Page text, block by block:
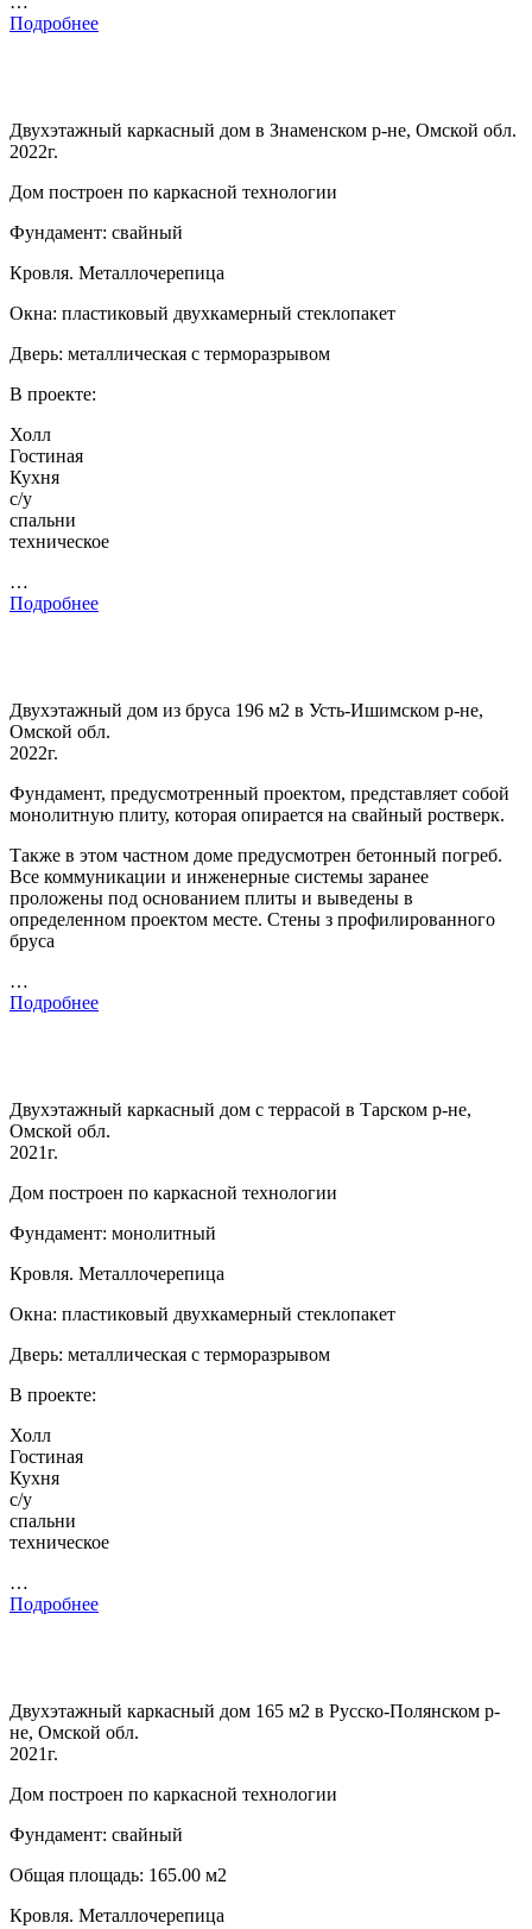
Подробнее
Двухэтажный каркасный дом в Знаменском р-не, Омской обл.
2022г.
Дом построен по каркасной технологии
Фундамент: свайный
Кровля. Металлочерепица
Окна: пластиковый двухкамерный стеклопакет
Дверь: металлическая с терморазрывом
В проекте:
Холл
Гостиная
Кухня
с/у
спальни
техническое
…
Подробнее
Двухэтажный дом из бруса 196 м2 в Усть-Ишимском р-не,
Омской обл.
2022г.
Фундамент, предусмотренный проектом, представляет собой
монолитную плиту, которая опирается на свайный ростверк.
Также в этом частном доме предусмотрен бетонный погреб.
Все коммуникации и инженерные системы заранее
проложены под основанием плиты и выведены в
определенном проектом месте. Стены з профилированного
бруса
…
Подробнее
Двухэтажный каркасный дом с террасой в Тарском р-не,
Омской обл.
2021г.
Дом построен по каркасной технологии
Фундамент: монолитный
Кровля. Металлочерепица
Окна: пластиковый двухкамерный стеклопакет
Дверь: металлическая с терморазрывом
В проекте:
Холл
Гостиная
Кухня
с/у
спальни
техническое
…
Подробнее
Двухэтажный каркасный дом 165 м2 в Русско-Полянском р-
не, Омской обл.
2021г.
Дом построен по каркасной технологии
Фундамент: свайный
Общая площадь: 165.00 м2
Кровля. Металлочерепица